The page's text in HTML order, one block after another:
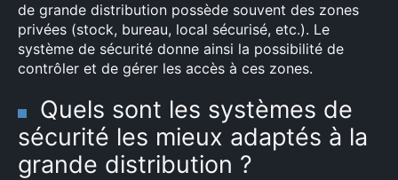
de grande distribution possède souvent des zones
privées (stock, bureau, local sécurisé, etc.). Le
système de sécurité donne ainsi la possibilité de
contrôler et de gérer les accès à ces zones.
Quels sont les systèmes de
sécurité les mieux adaptés à la
grande distribution ?